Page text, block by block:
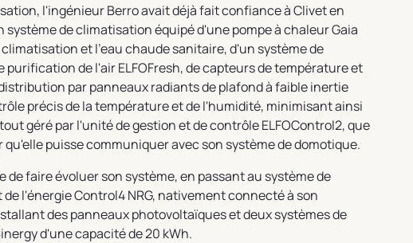
l'ingénieur Berro avait déjà fait confiance à Clivet en
système de climatisation équipé d'une pompe à chaleur Gaia
et l'eau chaude sanitaire, d'un système de
purification de l'air ELFOFresh, de capteurs de température et
par panneaux radiants de plafond à faible inertie
précis de la température et de l'humidité, minimisant ainsi
géré par l'unité de gestion et de contrôle ELFOControl2, que
qu'elle puisse communiquer avec son système de domotique.
de faire évoluer son système, en passant au système de
l'énergie Control4 NRG, nativement connecté à son
des panneaux photovoltaïques et deux systèmes de
d'une capacité de 20 kWh.